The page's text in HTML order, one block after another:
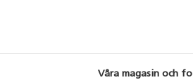
Våra magasin och